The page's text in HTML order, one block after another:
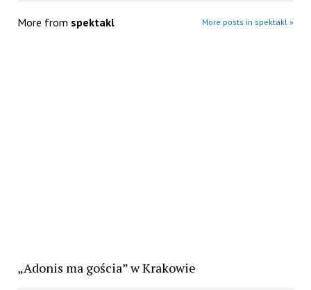
More from spektakl More posts in spektakl »
„Adonis ma gościa” w Krakowie